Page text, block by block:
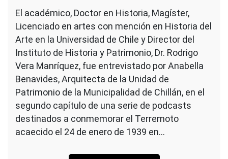
El académico, Doctor en Historia, Magíster,
Licenciado en artes con mención en Historia del
Arte en la Universidad de Chile y Director del
Instituto de Historia y Patrimonio, Dr. Rodrigo
Vera Manríquez, fue entrevistado por Anabella
Benavides, Arquitecta de la Unidad de
Patrimonio de la Municipalidad de Chillán, en el
segundo capítulo de una serie de podcasts
destinados a conmemorar el Terremoto
acaecido el 24 de enero de 1939 en…